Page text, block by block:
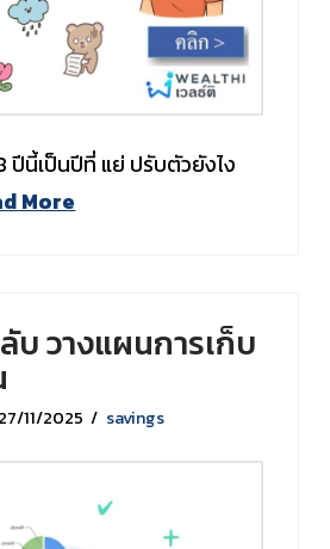
ปีนี้เป็นปีที่ แย่ ปรับตัวยังไง
More
บ วางแผนการเก็บ
27/11/2025 savings